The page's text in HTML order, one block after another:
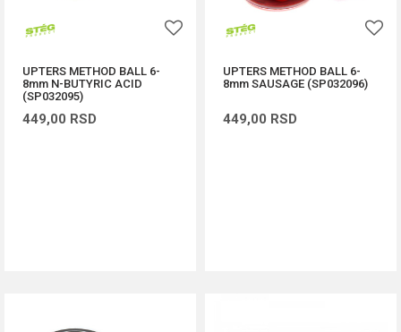
UPTERS METHOD BALL 6-
8mm N-BUTYRIC ACID
(SP032095)
449,00 RSD
UPTERS METHOD BALL 6-
8mm SAUSAGE (SP032096)
449,00 RSD